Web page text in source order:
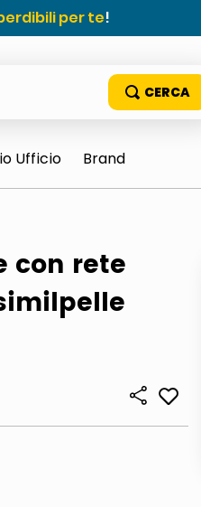
per te!
Ufficio Brand
con rete